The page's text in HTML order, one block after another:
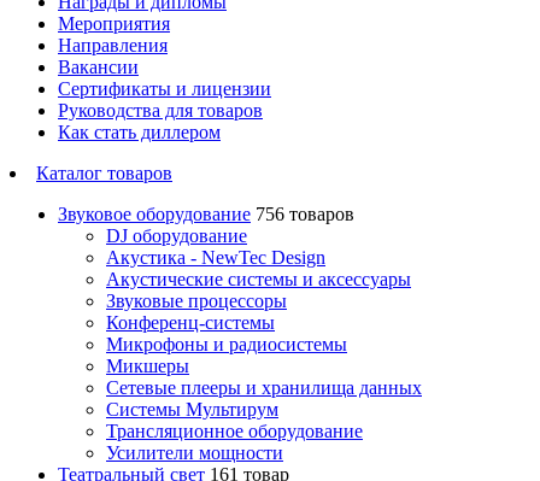
Мероприятия
Направления
Вакансии
Сертификаты и лицензии
Руководства для товаров
Как стать диллером
Каталог товаров
Звуковое оборудование 756 товаров
DJ оборудование
Акустика - NewTec Design
Акустические системы и аксессуары
Звуковые процессоры
Конференц-системы
Микрофоны и радиосистемы
Микшеры
Сетевые плееры и хранилища данных
Системы Мультирум
Трансляционное оборудование
Усилители мощности
Театральный свет 161 товар